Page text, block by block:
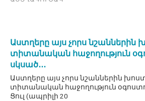
Աստղերը այս չորս նշաններին
տիտանական հաջողություն
սկսած․․․
Աստղերը այս չորս նշաններին
տիտանական հաջողություն
Ցուլ (ապրիլի 20